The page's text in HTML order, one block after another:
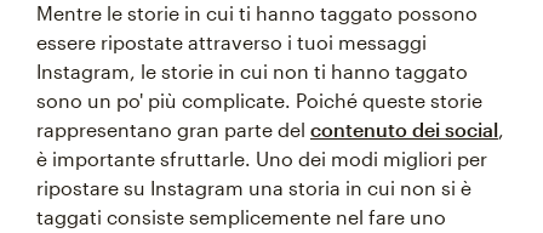
Mentre le storie in cui ti hanno taggato possono
essere ripostate attraverso i tuoi messaggi
Instagram, le storie in cui non ti hanno taggato
sono un po' più complicate. Poiché queste storie
rappresentano gran parte del contenuto dei social,
è importante sfruttarle. Uno dei modi migliori per
ripostare su Instagram una storia in cui non si è
taggati consiste semplicemente nel fare uno